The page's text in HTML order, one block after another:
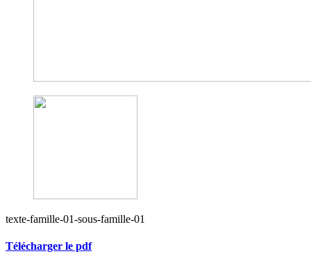
texte-famille-01-sous-famille-01
Télécharger le pdf